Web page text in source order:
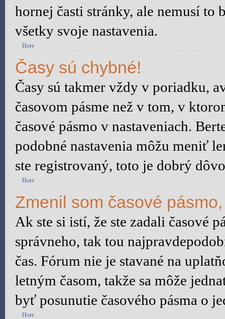
hornej časti stránky, ale nemusí
všetky svoje nastavenia.
Hore
Časy sú chybné!
Časy sú takmer vždy v poriadku,
časovom pásme než v tom, v
časové pásmo v nastaveniach.
podobné nastavenia môžu meniť
ste registrovaný, toto je dobrý
Hore
Zmenil som časové
Ak ste si istí, že ste zadali časové
správneho, tak tou
čas. Fórum nie je stavané na
letným časom, takže sa môže
byť posunutie časového pásma o
Hore